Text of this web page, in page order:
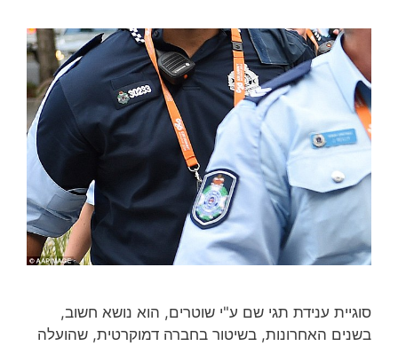
סוגיית ענידת תגי שם ע"י שוטרים, הוא נושא חשוב,
בשנים האחרונות, בשיטור בחברה דמוקרטית, שהועלה